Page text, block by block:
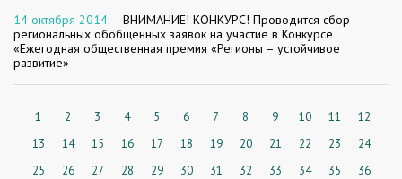
14 октября 2014:
ВНИМАНИЕ! КОНКУРС! Проводится сбор
региональных обобщенных заявок на участие в Конкурсе
«Ежегодная общественная премия «Регионы – устойчивое
развитие»
1 2 3 4 5 6 7 8 9 10 11
12
13
14 15 16 17 18 19 20 21 22 23
24
25
26 27 28 29 30 31 32 33 34 35
36